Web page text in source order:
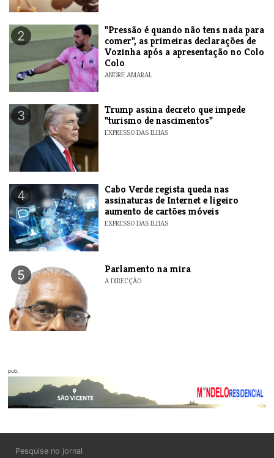
2
"Pressão é quando não tens nada para
comer", as primeiras declarações de
Vozinha após a apresentação no Colo
Colo
ANDRE AMARAL
3
Trump assina decreto que impede
"turismo de nascimentos"
EXPRESSO DAS ILHAS
4
Cabo Verde regista queda nas
assinaturas de Internet e ligeiro
aumento de cartões móveis
EXPRESSO DAS ILHAS
5 Parlamento na mira
A DIRECÇÃO
pub.
Pesquise no jornal